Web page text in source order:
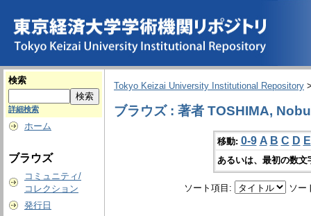
検索
詳細検索
ホーム
ブラウズ
コミュニティ/
コレクション
発行日
Tokyo Keizai University Institutional Repository
ブラウズ : 著者 TOSHIMA,
移動: 0-9 A B C D E
あるいは、最初の数
ソート項目: ソー